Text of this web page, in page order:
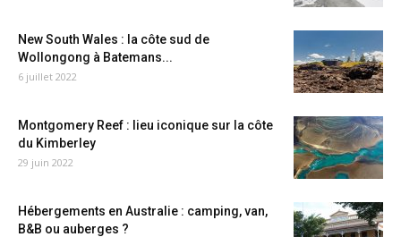
New South Wales : la côte sud de
Wollongong à Batemans...
6 juillet 2022
Montgomery Reef : lieu iconique sur la côte
du Kimberley
29 juin 2022
Hébergements en Australie : camping, van,
B&B ou auberges ?